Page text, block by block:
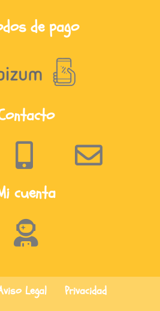
de pago
cuenta
Legal Privacidad